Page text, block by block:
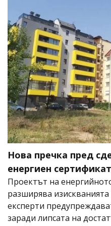
Нова пречка пред
енергиен
Проектът на
разширява
експерти
заради липсата на